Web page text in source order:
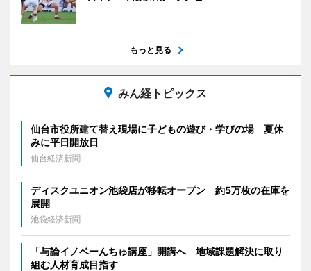
もっと見る
みん経トピックス
仙台市役所建て替え現場に子どもの遊び・学びの場 夏休
みに平日開放日
仙台経済新聞
ディスクユニオン池袋店が移転オープン 約5万枚の在庫を
展開
池袋経済新聞
「与論イノベーんちゅ講座」開講へ 地域課題解決に取り
組む人材育成目指す